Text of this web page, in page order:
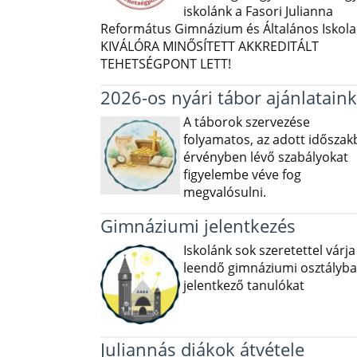
iskolánk a Fasori Julianna
Református Gimnázium és Általános
KIVÁLÓRA MINŐSÍTETT AKKREDITÁLT
TEHETSÉGPONT LETT!
2026-os nyári tábor ajánlataink
A táborok szervezése
folyamatos, az adott
érvényben lévő szabályokat
figyelembe véve fog
megvalósulni.
Gimnáziumi jelentkezés
Iskolánk sok szeretettel várja
leendő gimnáziumi osztályba
jelentkező tanulókat
Juliannás diákok átvétele